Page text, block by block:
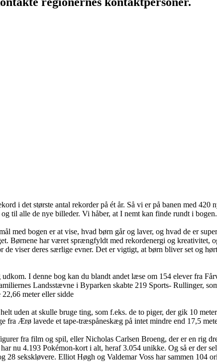
i det største antal rekorder på ét år. Så vi er på banen med
til alle de nye billeder. Vi håber, at I nemt kan finde rundt i bogen.
med bogen er at vise, hvad børn går og laver, og hvad de er
Børnene har været sprængfyldt med rekordenergi og kreativitet,
viser deres særlige evner. Det er vigtigt, at børn bliver set og
I denne bog kan du blandt andet læse om 154 elever fra
Landsstævne i Byparken skabte 219 Sports- Rullinger,
meter eller sidde
uden at skulle bruge ting, som f.eks. de to piger, der gik 10
fra Ærø lavede et tape-træspåneskæg på intet mindre end 17,5
fra film og spil, eller Nicholas Carlsen Broeng, der er en rig
nu 4.193 Pokémon-kort i alt, heraf 3.054 unikke. Og så er der
sekskløvere. Elliot Høgh og Valdemar Voss har sammen 104